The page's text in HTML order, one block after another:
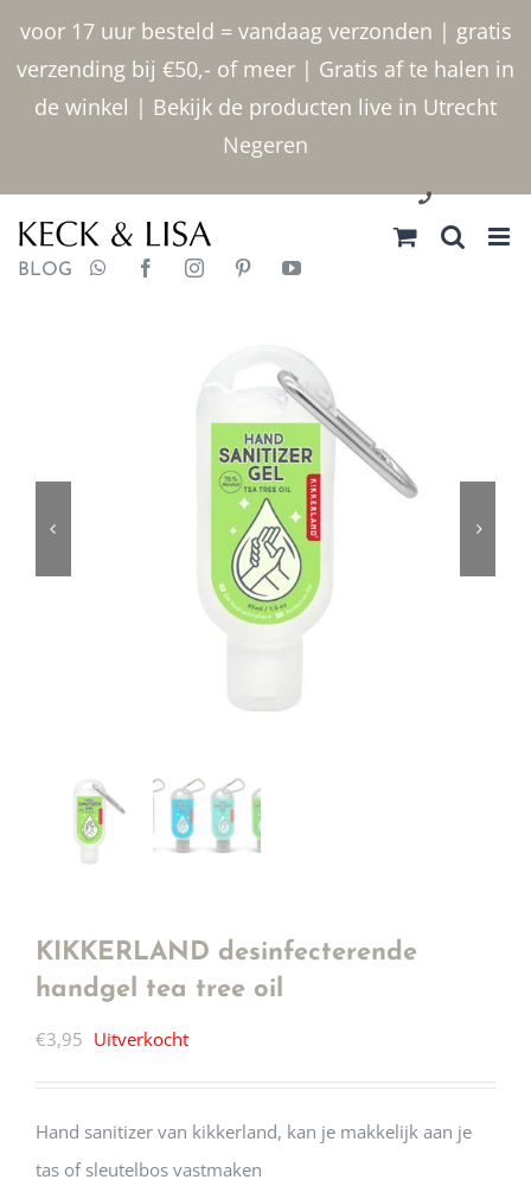
voor 17 uur besteld = vandaag verzonden | gratis
verzending bij €50,- of meer | Gratis af te halen in
de winkel | Bekijk de producten live in Utrecht
Negeren
inhoud
030 2400000
BLOG
KIKKERLAND desinfecterende
handgel tea tree oil
€3,95 Uitverkocht
Hand sanitizer van kikkerland, kan je makkelijk aan je
tas of sleutelbos vastmaken